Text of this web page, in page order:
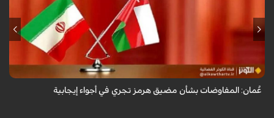
أعلنت وزارة الخارجية العُمانية أن المفاوضات الجارية بشأن مضيق هرمز تجري
عُمان: المفاوضات بشأن مضيق هرمز تجري في أجواء إيجابية